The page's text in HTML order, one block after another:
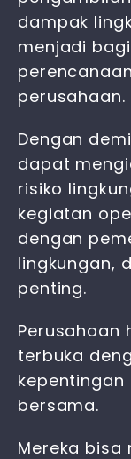
dampak
menjadi
perusahaan.
Dengan
dapat
risiko
kegiatan
dengan
lingkungan,
penting.
Perusahaan
terbuka
kepentingan
bersama.
Mereka bisa